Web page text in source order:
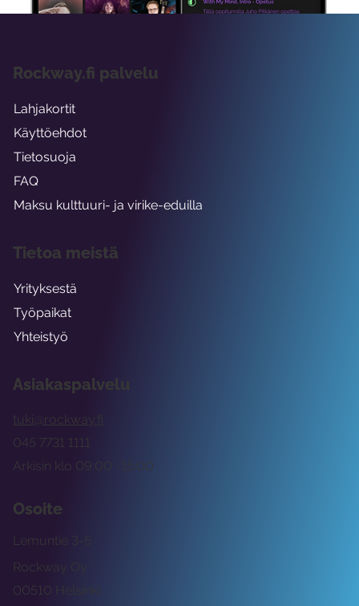
Asiakaspalvelu
tuki@rockway.fi
Arkisin klo 09:00 -15:00
045 7731 1111
Osoite
Rockway Oy
Lemuntie 3-5
00510 Helsinki
Rockway.fi palvelu
Lahjakortit
Käyttöehdot
Tietosuoja
FAQ
Maksu kulttuuri- ja virike-eduilla
Tietoa meistä
Yrityksestä
Työpaikat
Yhteistyö